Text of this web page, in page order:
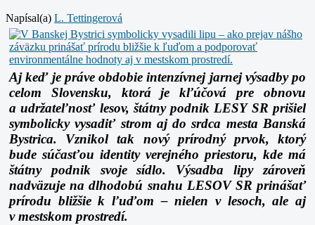
Napísal(a) L. Tettingerová
Aj keď je práve obdobie intenzívnej jarnej výsadby po
celom Slovensku, ktorá je kľúčová pre obnovu
a udržateľnosť lesov, štátny podnik LESY SR prišiel
symbolicky vysadiť strom aj do srdca mesta Banská
Bystrica. Vznikol tak nový prírodný prvok, ktorý
bude súčasťou identity verejného priestoru, kde má
štátny podnik svoje sídlo. Výsadba lipy zároveň
nadväzuje na dlhodobú snahu LESOV SR prinášať
prírodu bližšie k ľuďom – nielen v lesoch, ale aj
v mestskom prostredí.